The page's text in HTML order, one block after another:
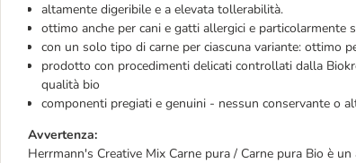
altamente digeribile e a elevata tollerabilità.
ottimo anche per cani e gatti allergici e particolarmente
con un solo tipo di carne per ciascuna variante: ottimo
prodotto con procedimenti delicati controllati dalla
qualità bio
componenti pregiati e genuini - nessun conservante o
Avvertenza:
Herrmann's Creative Mix Carne pura / Carne pura Bio è